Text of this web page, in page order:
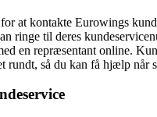
at kontakte Eurowings
ringe til deres
en repræsentant online.
rundt, så du kan få hjælp når